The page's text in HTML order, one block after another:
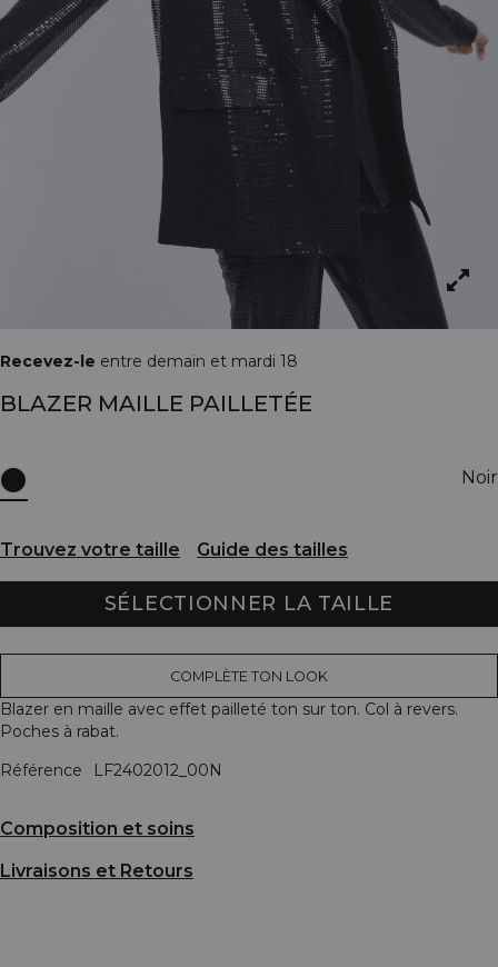
Recevez-le entre demain et mardi 18
BLAZER MAILLE PAILLETÉE
Noir
Trouvez votre taille Guide des tailles
SÉLECTIONNER LA TAILLE
COMPLÈTE TON LOOK
Blazer en maille avec effet pailleté ton sur ton. Col à revers.
Poches à rabat.
Référence
LF2402012_00N
Composition et soins
Livraisons et Retours